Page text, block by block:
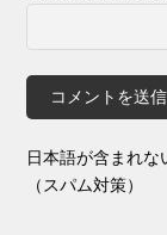
日本語が含まれな
（スパム対策）